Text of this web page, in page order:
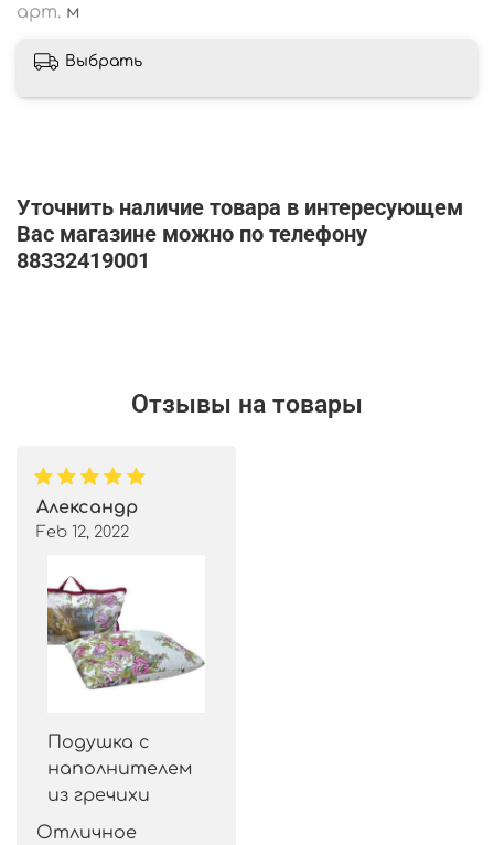
арт. м
Выбрать
Уточнить наличие товара в интересующем
Вас магазине можно по телефону
88332419001
Отзывы на товары
Александр
Feb 12, 2022
Подушка с
наполнителем
из гречихи
Отличное